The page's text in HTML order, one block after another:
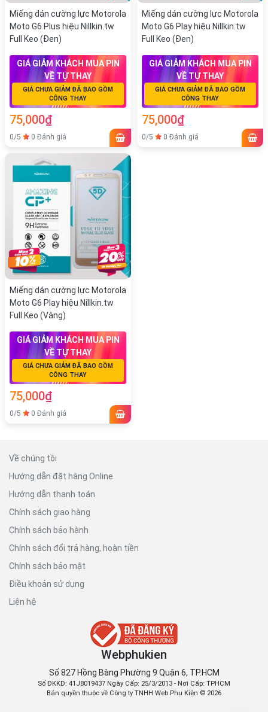
Miếng dán cường lực Motorola
Moto G6 Plus hiệu Nillkin.tw
Full Keo (Đen)
GIÁ GIẢM KHÁCH MUA PIN
VỀ TỰ THAY
GIÁ CHƯA GIẢM ĐÃ BAO GỒM
CÔNG THAY
75,000₫
0/5 0 Đánh giá
Miếng dán cường lực Motorola
Moto G6 Play hiệu Nillkin.tw
Full Keo (Đen)
GIÁ GIẢM KHÁCH MUA PIN
VỀ TỰ THAY
GIÁ CHƯA GIẢM ĐÃ BAO GỒM
CÔNG THAY
75,000₫
0/5 0 Đánh giá
Miếng dán cường lực Motorola
Moto G6 Play hiệu Nillkin.tw
Full Keo (Vàng)
GIÁ GIẢM KHÁCH MUA PIN
VỀ TỰ THAY
GIÁ CHƯA GIẢM ĐÃ BAO GỒM
CÔNG THAY
75,000₫
0/5 0 Đánh giá
Về chúng tôi
Hướng dẫn đặt hàng Online
Hướng dẫn thanh toán
Chính sách giao hàng
Chính sách bảo hành
Chính sách đổi trả hàng, hoàn tiền
Chính sách bảo mật
Điều khoản sử dụng
Liên hệ
Webphukien
Số 827 Hồng Bàng Phường 9 Quận 6, TP.HCM
Số ĐKKD: 41J8019437 Ngày Cấp: 25/3/2013 - Nơi Cấp: TPHCM
Bản quyền thuộc về Công ty TNHH Web Phụ Kiện © 2026